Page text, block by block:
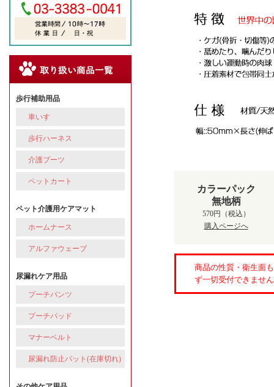
歩行補助用品
車いす
歩行ハーネス
介護ブーツ
ペットカート
ペット介護用ケアマット
ホームナース
アルファウェーブ
尿漏れケア用品
プーチパンツ
プーチパッド
マナーベルト
尿漏れ防止パット(在庫切れ)
カラーパック
無地柄
570円（税込）
購入ページへ
商品の性質・衛生面
ず一切受付できませ